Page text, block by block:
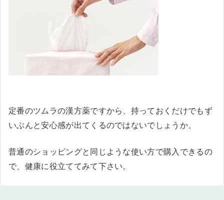
定番のツムラの漢方薬ですから、持っておくだけでもず
いぶんと安心感が出てくるのではないでしょうか。
普通のショッピングと同じような使い方で購入できるの
で、健康に役立ててみて下さい。